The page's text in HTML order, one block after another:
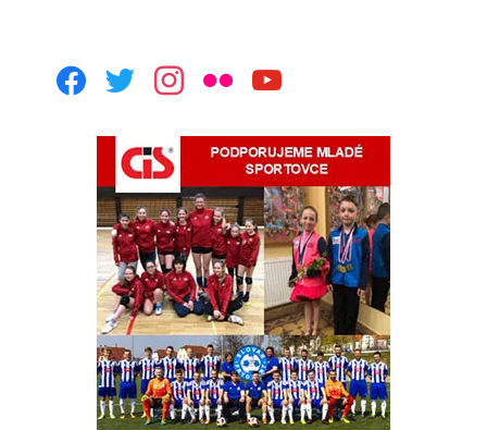
facebooktwitterinstagram
flickr youtube